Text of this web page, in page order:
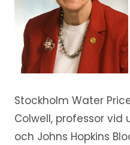
Stockholm Water
Colwell, professor
och Johns Hopkins